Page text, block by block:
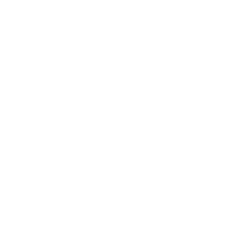
リー サイズ 運動会 子供 遠足 レジャー 北欧 アウトドア 花見 お花見 花火]